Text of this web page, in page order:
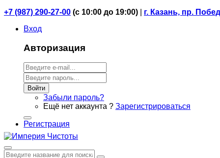
+7 (987) 290-27-00 (с 10:00 до 19:00)
г. Казань, пр.
Вход
Авторизация
Войти
Забыли пароль?
Ещё нет аккаунта ? Зарегистрироваться
Регистрация